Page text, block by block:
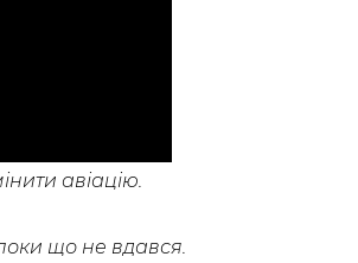
авіацію.
що не вдався.